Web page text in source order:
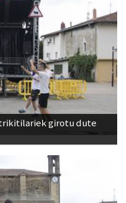
girotu dute